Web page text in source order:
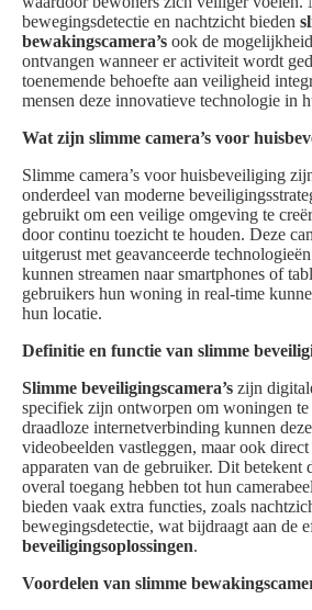
bewegingsdetectie en nachtzicht bieden
bewakingscamera’s ook de
ontvangen wanneer er activiteit wordt
toenemende behoefte aan veiligheid
mensen deze innovatieve technologie in
Wat zijn slimme camera’s voor
Slimme camera’s voor huisbeveiliging
onderdeel van moderne
gebruikt om een veilige omgeving te
door continu toezicht te houden. Deze
uitgerust met geavanceerde
kunnen streamen naar smartphones of
gebruikers hun woning in real-time
hun locatie.
Definitie en functie van slimme
Slimme beveiligingscamera’s zijn
specifiek zijn ontworpen om woningen te
draadloze internetverbinding kunnen deze
videobeelden vastleggen, maar ook
apparaten van de gebruiker. Dit betekent
overal toegang hebben tot hun
bieden vaak extra functies, zoals
bewegingsdetectie, wat bijdraagt aan de
beveiligingsoplossingen.
Voordelen van slimme